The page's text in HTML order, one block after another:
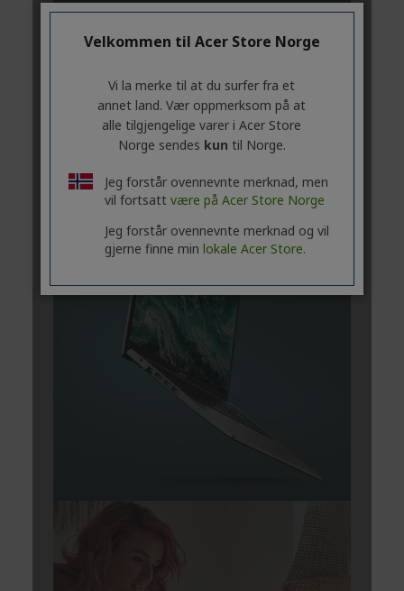
Velkommen til Acer Store Norge
Vi la merke til at du surfer fra et
annet land. Vær oppmerksom på at
alle tilgjengelige varer i Acer Store
Norge sendes kun til Norge.
Jeg forstår ovennevnte merknad, men
vil fortsatt være på Acer Store Norge
Jeg forstår ovennevnte merknad og vil
gjerne finne min lokale Acer Store.